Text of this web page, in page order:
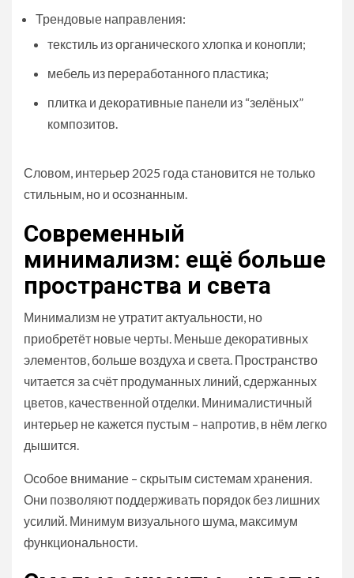
Трендовые направления:
текстиль из органического хлопка и конопли;
мебель из переработанного пластика;
плитка и декоративные панели из “зелёных”
композитов.
Словом, интерьер 2025 года становится не только
стильным, но и осознанным.
Современный
минимализм: ещё больше
пространства и света
Минимализм не утратит актуальности, но
приобретёт новые черты. Меньше декоративных
элементов, больше воздуха и света. Пространство
читается за счёт продуманных линий, сдержанных
цветов, качественной отделки. Минималистичный
интерьер не кажется пустым – напротив, в нём легко
дышится.
Особое внимание – скрытым системам хранения.
Они позволяют поддерживать порядок без лишних
усилий. Минимум визуального шума, максимум
функциональности.